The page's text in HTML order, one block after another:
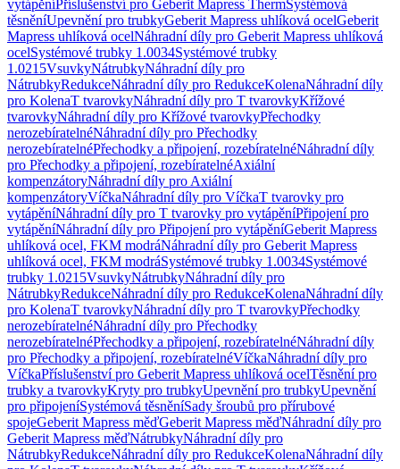
vytápěníPříslušenství pro Geberit Mapress ThermSystémová
těsněníUpevnění pro trubkyGeberit Mapress uhlíková ocelGeberit
Mapress uhlíková ocelNáhradní díly pro Geberit Mapress uhlíková
ocelSystémové trubky 1.0034Systémové trubky
1.0215VsuvkyNátrubkyNáhradní díly pro
NátrubkyRedukceNáhradní díly pro RedukceKolenaNáhradní díly
pro KolenaT tvarovkyNáhradní díly pro T tvarovkyKřížové
tvarovkyNáhradní díly pro Křížové tvarovkyPřechodky
nerozebíratelnéNáhradní díly pro Přechodky
nerozebíratelnéPřechodky a připojení, rozebíratelnéNáhradní díly
pro Přechodky a připojení, rozebíratelnéAxiální
kompenzátoryNáhradní díly pro Axiální
kompenzátoryVíčkaNáhradní díly pro VíčkaT tvarovky pro
vytápěníNáhradní díly pro T tvarovky pro vytápěníPřipojení pro
vytápěníNáhradní díly pro Připojení pro vytápěníGeberit Mapress
uhlíková ocel, FKM modráNáhradní díly pro Geberit Mapress
uhlíková ocel, FKM modráSystémové trubky 1.0034Systémové
trubky 1.0215VsuvkyNátrubkyNáhradní díly pro
NátrubkyRedukceNáhradní díly pro RedukceKolenaNáhradní díly
pro KolenaT tvarovkyNáhradní díly pro T tvarovkyPřechodky
nerozebíratelnéNáhradní díly pro Přechodky
nerozebíratelnéPřechodky a připojení, rozebíratelnéNáhradní díly
pro Přechodky a připojení, rozebíratelnéVíčkaNáhradní díly pro
VíčkaPříslušenství pro Geberit Mapress uhlíková ocelTěsnění pro
trubky a tvarovkyKryty pro trubkyUpevnění pro trubkyUpevnění
pro připojeníSystémová těsněníSady šroubů pro přírubové
spojeGeberit Mapress měďGeberit Mapress měďNáhradní díly pro
Geberit Mapress měďNátrubkyNáhradní díly pro
NátrubkyRedukceNáhradní díly pro RedukceKolenaNáhradní díly